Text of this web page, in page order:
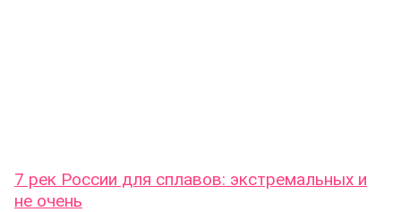
7 рек России для сплавов: экстремальных и
не очень